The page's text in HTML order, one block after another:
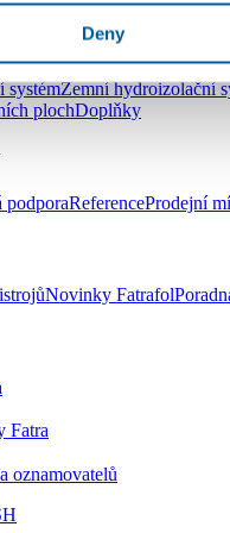
Deny
systémZemní hydroizolační
plochDoplňky
podporaReferenceProdejní
Novinky Fatrafol
Fatra
oznamovatelů